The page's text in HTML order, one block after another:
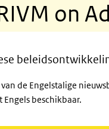
on
de Engelstalige
beschikbaar.